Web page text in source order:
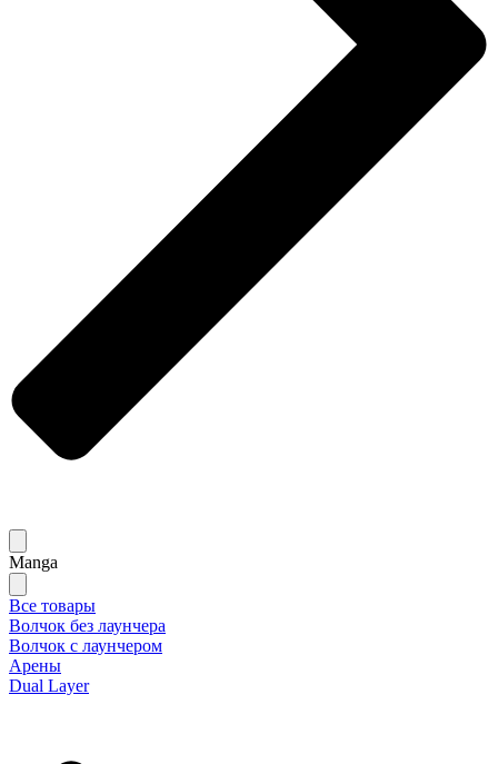
Manga
Все товары
Волчок без лаунчера
Волчок с лаунчером
Арены
Dual Layer